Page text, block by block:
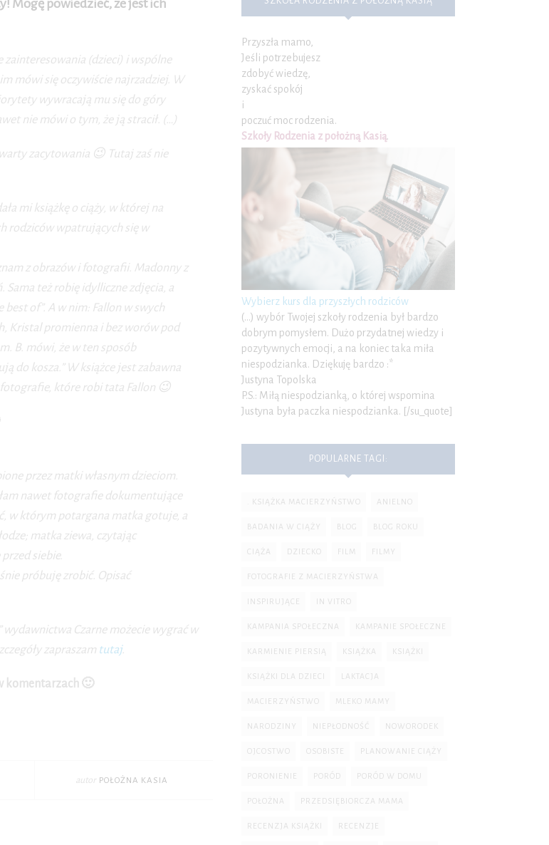
Mogę powiedzieć, że jest ich
zainteresowania (dzieci) i wspólne
mówi się oczywiście najrzadziej. W
wywracają mu się do góry
nie mówi o tym, że ją stracił. (…)
zacytowania 😉 Tutaj zaś nie
mi książkę o ciąży, w której na
rodziców wpatrujących się w
z obrazów i fotografii. Madonny z
Sama też robię idylliczne zdjęcia, a
of”. A w nim: Fallon w swych
Kristal promienna i bez worów pod
B. mówi, że w ten sposób
do kosza.” W książce jest zabawna
które robi tata Fallon 😉
przez matki własnym dzieciom.
nawet fotografie dokumentujące
w którym potargana matka gotuje, a
matka ziewa, czytając
siebie.
próbuję zrobić. Opisać
Czarne możecie wygrać w
zapraszam tutaj.
komentarzach 🙂
autor POŁOŻNA KASIA
Przyszła mamo,
Jeśli potrzebujesz
zdobyć wiedzę,
zyskać spokój
i
poczuć moc rodzenia.
Szkoły Rodzenia z położną Kasią.
Wybierz kurs dla przyszłych rodziców
(…) wybór Twojej szkoły rodzenia był bardzo
dobrym pomysłem. Dużo przydatnej wiedzy i
pozytywnych emocji, a na koniec taka miła
niespodzianka. Dziękuję bardzo :*
Justyna Topolska
P.S.: Miłą niespodzianką, o której wspomina
Justyna była paczka niespodzianka. [/su_quote]
POPULARNE TAGI:
. KSIĄŻKA MACIERZYŃSTWO ANIELNO
BADANIA W CIĄŻY BLOG BLOG ROKU
CIĄŻA DZIECKO FILM FILMY
FOTOGRAFIE Z MACIERZYŃSTWA
INSPIRUJĄCE IN VITRO
KAMPANIA SPOŁECZNA KAMPANIE SPOŁECZNE
KARMIENIE PIERSIĄ KSIĄŻKA KSIĄŻKI
KSIĄŻKI DLA DZIECI LAKTACJA
MACIERZYŃSTWO MLEKO MAMY
NARODZINY NIEPŁODNOŚĆ NOWORODEK
OJCOSTWO OSOBISTE PLANOWANIE CIĄŻY
PORONIENIE PORÓD PORÓD W DOMU
POŁOŻNA PRZEDSIĘBIORCZA MAMA
RECENZJA KSIĄŻKI RECENZJE